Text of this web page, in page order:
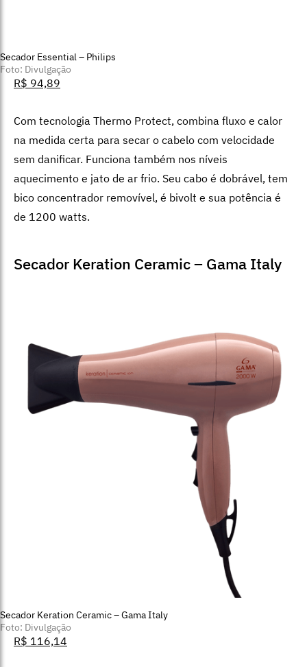
Secador Essential – Philips
Foto: Divulgação
R$ 94,89
Com tecnologia Thermo Protect, combina fluxo e calor
na medida certa para secar o cabelo com velocidade
sem danificar. Funciona também nos níveis
aquecimento e jato de ar frio. Seu cabo é dobrável, tem
bico concentrador removível, é bivolt e sua potência é
de 1200 watts.
Secador Keration Ceramic – Gama Italy
Secador Keration Ceramic – Gama Italy
Foto: Divulgação
R$ 116,14